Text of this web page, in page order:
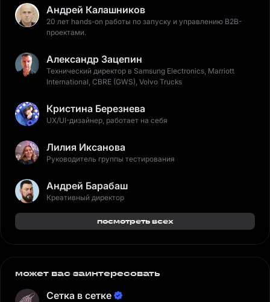
Андрей Калашников
20 лет hands-on работы по запуску и управлению B2B-
проектами.
Александр Зацепин
Технический директор в Samsung Electronics, Marriott
International, CBRE (GWS), Volvo Trucks
Кристина Березнева
UX/UI-дизайнер, работает на себя
Лилия Иксанова
Руководитель группы тестирования
Андрей Барабаш
Креативный директор
посмотреть всех
может вас заинтересовать
Сетка в сетке